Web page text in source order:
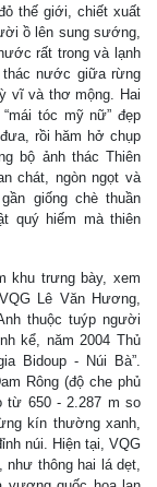
thế giới, chiết xuất
ồ lên sung sướng,
rất trong và lạnh
nước giữa rừng
vĩ và thơ mộng. Hai
tóc mỹ nữ” đẹp
rồi hăm hở chụp
bộ ảnh thác Thiên
chát, ngòn ngọt và
giống chè thuần
quý hiếm mà thiên
khu trưng bày, xem
Lê Văn Hương,
thuộc tuýp người
kể, năm 2004 Thủ
Bidoup - Núi Bà”.
Rông (độ che phủ
từ 650 - 2.287 m so
kín thường xanh,
núi. Hiện tại, VQG
thông hai lá dẹt,